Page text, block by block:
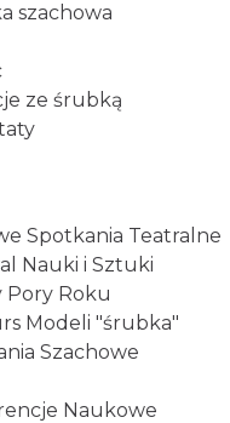
szachowa
ze śrubką
Spotkania Teatralne
Nauki i Sztuki
Pory Roku
Modeli "śrubka"
Szachowe
Naukowe